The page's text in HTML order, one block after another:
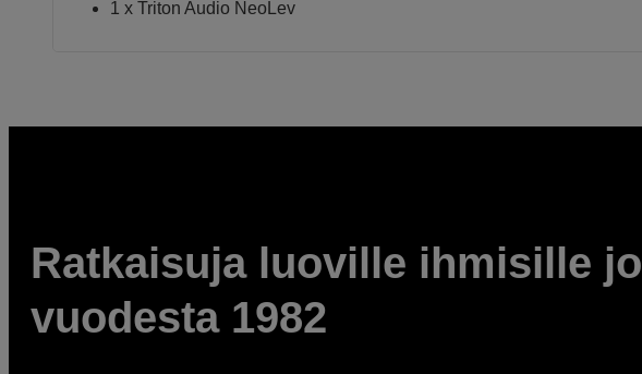
1 x Triton Audio NeoLev
Ratkaisuja luoville ihmisille jo
vuodesta 1982